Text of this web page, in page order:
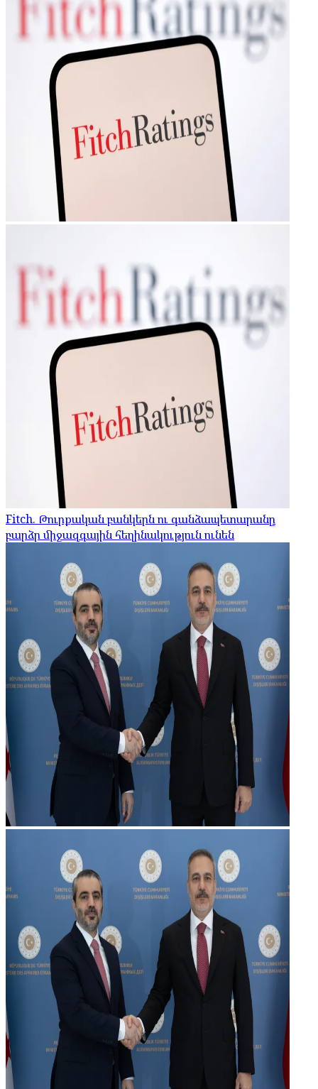
Fitch. Թուրքական բանկերն ու գանձապետարանը
բարձր միջազգային հեղինակություն ունեն